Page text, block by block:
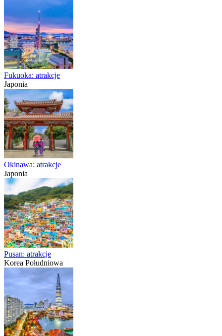
Fukuoka: atrakcje
Japonia
Okinawa: atrakcje
Japonia
Pusan: atrakcje
Korea Południowa